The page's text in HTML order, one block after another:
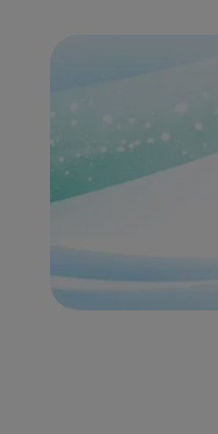
(új oldalon nyílik meg)